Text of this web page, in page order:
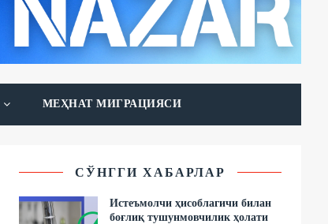
МЕҲНАТ МИГРАЦИЯСИ
СЎНГГИ ХАБАРЛАР
Истеъмолчи ҳисоблагичи билан
боғлиқ тушунмовчилик ҳолати